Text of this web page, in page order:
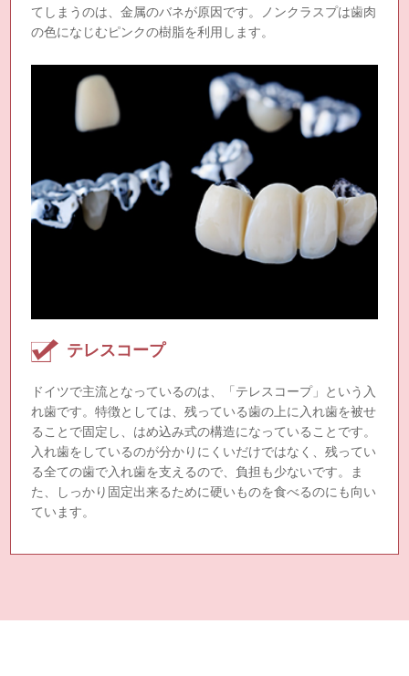
てしまうのは、金属のバネが原因です。ノンクラスプは歯肉
の色になじむピンクの樹脂を利用します。
テレスコープ
ドイツで主流となっているのは、「テレスコープ」という入
れ歯です。特徴としては、残っている歯の上に入れ歯を被せ
ることで固定し、はめ込み式の構造になっていることです。
入れ歯をしているのが分かりにくいだけではなく、残ってい
る全ての歯で入れ歯を支えるので、負担も少ないです。ま
た、しっかり固定出来るために硬いものを食べるのにも向い
ています。